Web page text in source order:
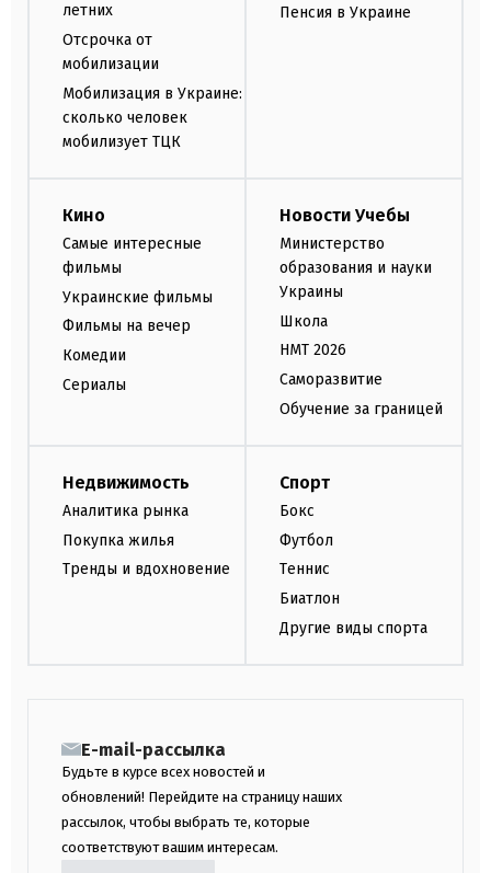
летних
Отсрочка от
мобилизации
Мобилизация в Украине:
сколько человек
мобилизует ТЦК
Пенсия в Украине
Кино
Самые интересные
фильмы
Украинские фильмы
Фильмы на вечер
Комедии
Сериалы
Новости Учебы
Министерство
образования и науки
Украины
Школа
НМТ 2026
Саморазвитие
Обучение за границей
Недвижимость
Аналитика рынка
Покупка жилья
Тренды и вдохновение
Спорт
Бокс
Футбол
Теннис
Биатлон
Другие виды спорта
E-mail-рассылка
Будьте в курсе всех новостей и
обновлений! Перейдите на страницу наших
рассылок, чтобы выбрать те, которые
соответствуют вашим интересам.